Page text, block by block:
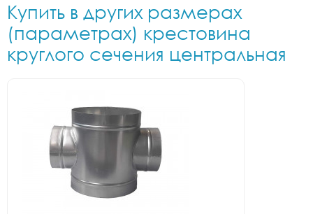
Купить в других размерах
(параметрах) крестовина
круглого сечения центральная